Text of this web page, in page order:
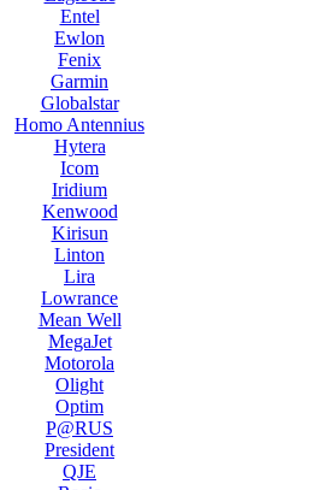
Entel
Ewlon
Fenix
Garmin
Globalstar
Homo Antennius
Hytera
Icom
Iridium
Kenwood
Kirisun
Linton
Lira
Lowrance
Mean Well
MegaJet
Motorola
Olight
Optim
P@RUS
President
QJE